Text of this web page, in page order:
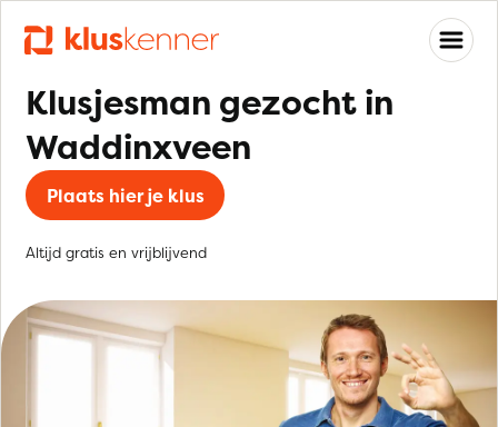
Klusjesman gezocht in
Waddinxveen
Plaats hier je klus
Altijd gratis en vrijblijvend